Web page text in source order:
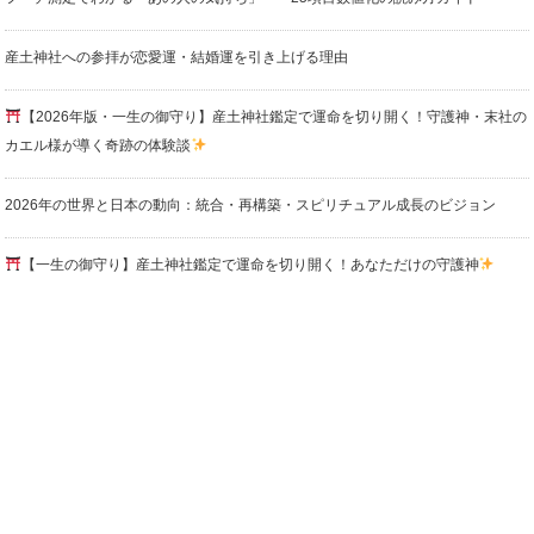
産土神社への参拝が恋愛運・結婚運を引き上げる理由
【2026年版・一生の御守り】産土神社鑑定で運命を切り開く！守護神・末社の
カエル様が導く奇跡の体験談
2026年の世界と日本の動向：統合・再構築・スピリチュアル成長のビジョン
【一生の御守り】産土神社鑑定で運命を切り開く！あなただけの守護神